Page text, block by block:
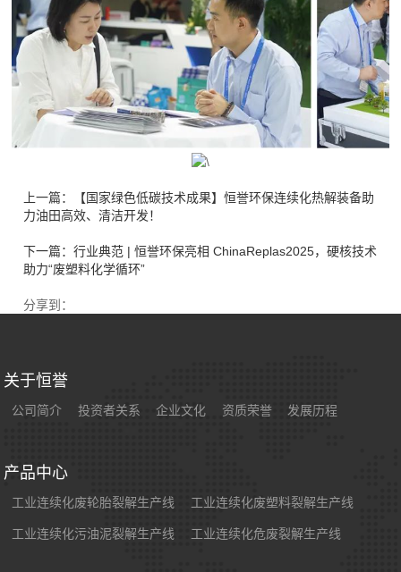
上一篇：【国家绿色低碳技术成果】恒誉环保连续化热解装备助
力油田高效、清洁开发！
下一篇：行业典范 | 恒誉环保亮相 ChinaReplas2025，硬核技术
助力“废塑料化学循环”
分享到：
关于恒誉
公司简介 投资者关系 企业文化 资质荣誉 发展历程
产品中心
工业连续化废轮胎裂解生产线 工业连续化废塑料裂解生产线
工业连续化污油泥裂解生产线 工业连续化危废裂解生产线